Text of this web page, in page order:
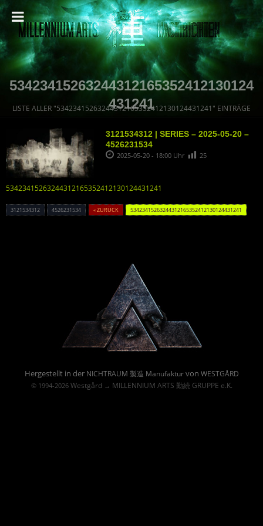
53423415263244312165352412130124
431241
LISTE ALLER "53423415263244312165352412130124431241" EINTRÄGE
3121534312 | SERIES – 2025-05-20 –
4526231534
2025-05-20 - 18:00 Uhr 25
53423415263244312165352412130124431241
3121534312 4526231534 « ZURÜCK 53423415263244312165352412130124431241
Hergestellt in der NICHTRAUM 製造 Manufakturvon WESTGÅRD
© 1994-2026 Westgård→ MILLENNIUM ARTS 勤続 GRUPPE e.K.
Powered By :